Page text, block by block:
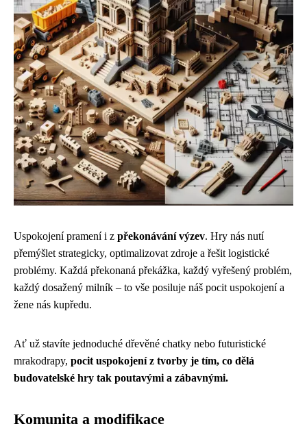
Uspokojení pramení i z překonávání výzev. Hry nás nutí
přemýšlet strategicky, optimalizovat zdroje a řešit logistické
problémy. Každá překonaná překážka, každý vyřešený problém,
každý dosažený milník – to vše posiluje náš pocit uspokojení a
žene nás kupředu.
Ať už stavíte jednoduché dřevěné chatky nebo futuristické
mrakodrapy, pocit uspokojení z tvorby je tím, co dělá
budovatelské hry tak poutavými a zábavnými.
Komunita a modifikace